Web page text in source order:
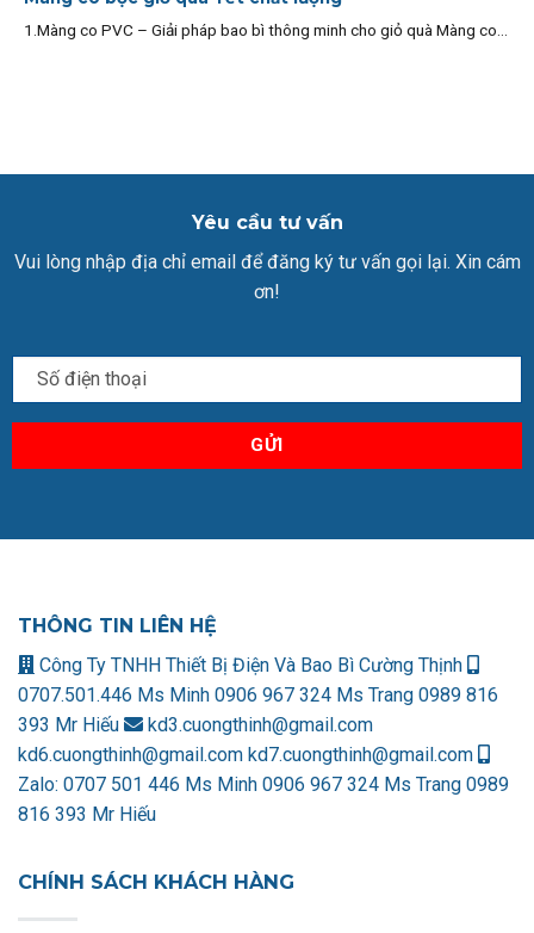
1.Màng co PVC – Giải pháp bao bì thông minh cho giỏ quà Màng co...
Yêu cầu tư vấn
Vui lòng nhập địa chỉ email để đăng ký tư vấn gọi lại. Xin cám
ơn!
THÔNG TIN LIÊN HỆ
Công Ty TNHH Thiết Bị Điện Và Bao Bì Cường Thịnh
0707.501.446 Ms Minh 0906 967 324 Ms Trang 0989 816
393 Mr Hiếu
kd3.cuongthinh@gmail.com
kd6.cuongthinh@gmail.com kd7.cuongthinh@gmail.com
Zalo: 0707 501 446 Ms Minh 0906 967 324 Ms Trang 0989
816 393 Mr Hiếu
CHÍNH SÁCH KHÁCH HÀNG